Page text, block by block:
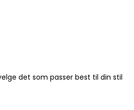
det som passer best til din stil